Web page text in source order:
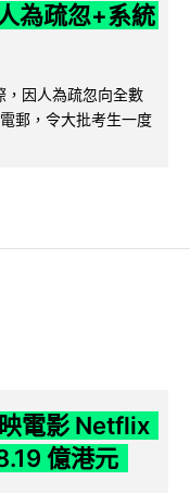
為疏忽+系統
，因人為疏忽向全數
郵，令大批考生一度
電影 Netflix
億港元